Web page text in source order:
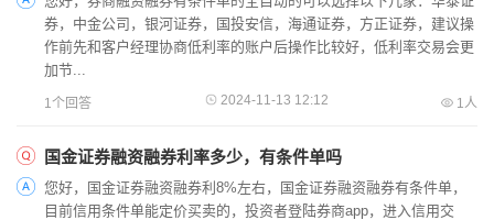
券，中金公司，银河证券，国投安信，海通证券，方正证券，建议操
作前先和客户经理协商低利率的账户后操作比较好，低利率交易会更
加节...
1个回答 2024-11-13 12:12 1人
国金证券融资融券利率多少，有条件单吗
您好，国金证券融资融券利8%左右，国金证券融资融券有条件单，
目前信用条件单能定价买卖的，投资者登陆券商app，进入信用交